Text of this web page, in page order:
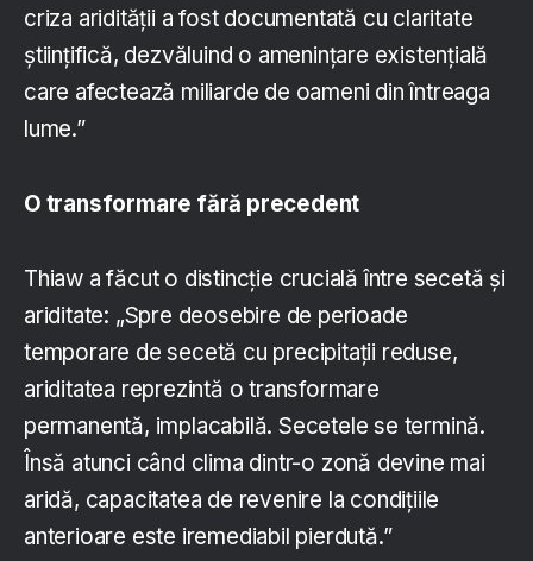
criza aridității a fost documentată cu claritate
științifică, dezvăluind o amenințare existențială
care afectează miliarde de oameni din întreaga
lume.”
O transformare fără precedent
Thiaw a făcut o distincție crucială între secetă și
ariditate: „Spre deosebire de perioade
temporare de secetă cu precipitații reduse,
ariditatea reprezintă o transformare
permanentă, implacabilă. Secetele se termină.
Însă atunci când clima dintr-o zonă devine mai
aridă, capacitatea de revenire la condițiile
anterioare este iremediabil pierdută.”